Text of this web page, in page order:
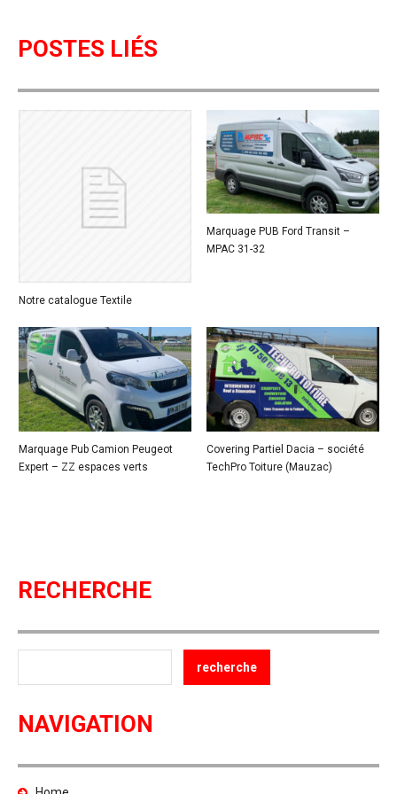
POSTES LIÉS
Notre catalogue Textile
Marquage PUB Ford Transit –
MPAC 31-32
Marquage Pub Camion Peugeot
Expert – ZZ espaces verts
Covering Partiel Dacia – société
TechPro Toiture (Mauzac)
RECHERCHE
NAVIGATION